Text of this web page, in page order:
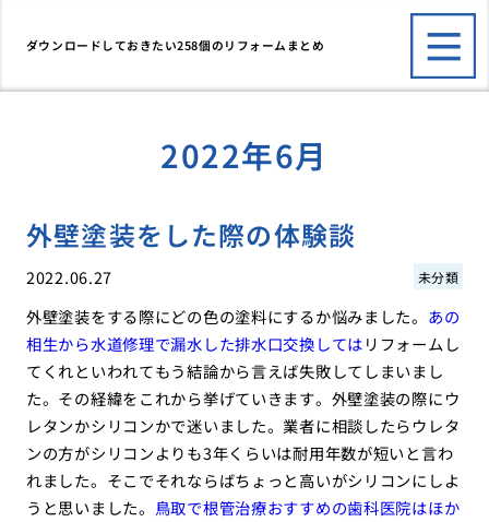
ダウンロードしておきたい258個のリフォームまとめ
2022年6月
外壁塗装をした際の体験談
2022.06.27 未分類
外壁塗装をする際にどの色の塗料にするか悩みました。 あの
相生から水道修理で漏水した排水口交換してはリフォームし
てくれといわれてもう結論から言えば失敗してしまいまし
た。その経緯をこれから挙げていきます。外壁塗装の際にウ
レタンかシリコンかで迷いました。業者に相談したらウレタ
ンの方がシリコンよりも3年くらいは耐用年数が短いと言わ
れました。そこでそれならばちょっと高いがシリコンにしよ
うと思いました。 鳥取で根管治療おすすめの歯科医院はほか